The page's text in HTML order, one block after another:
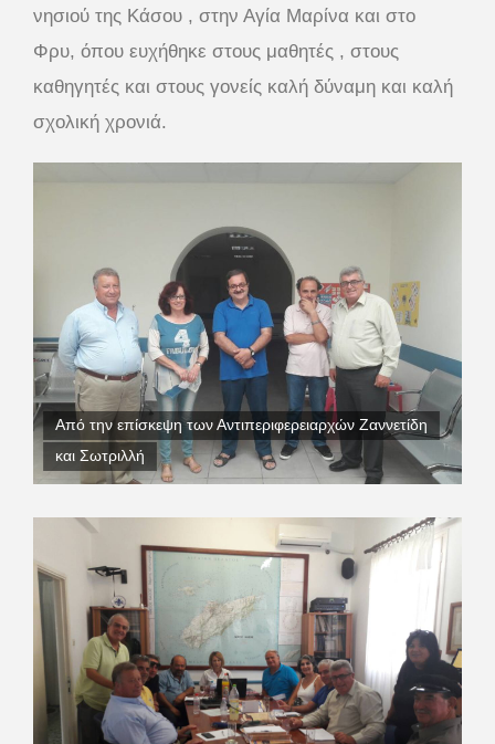
νησιού της Κάσου , στην Αγία Μαρίνα και στο
Φρυ, όπου ευχήθηκε στους μαθητές , στους
καθηγητές και στους γονείς καλή δύναμη και καλή
σχολική χρονιά.
Από την επίσκεψη των Αντιπεριφερειαρχών Ζαννετίδη
και Σωτριλλή